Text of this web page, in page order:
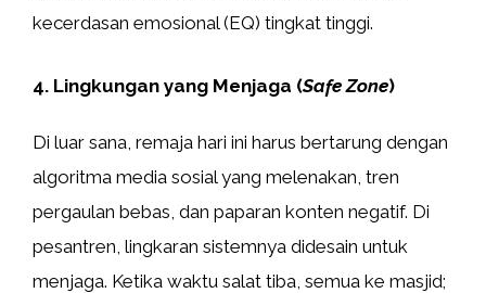
kecerdasan emosional (EQ) tingkat tinggi.
4. Lingkungan yang Menjaga (Safe Zone)
Di luar sana, remaja hari ini harus bertarung dengan
algoritma media sosial yang melenakan, tren
pergaulan bebas, dan paparan konten negatif. Di
pesantren, lingkaran sistemnya didesain untuk
menjaga. Ketika waktu salat tiba, semua ke masjid;